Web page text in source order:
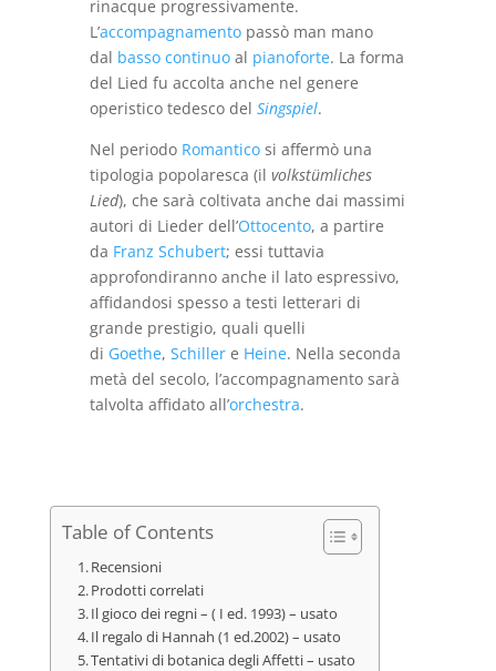
rinacque progressivamente.
L’accompagnamento passò man mano
dal basso continuo al pianoforte. La forma
del Lied fu accolta anche nel genere
operistico tedesco del Singspiel.
Nel periodo Romantico si affermò una
tipologia popolaresca (il volkstümliches
Lied), che sarà coltivata anche dai massimi
autori di Lieder dell’Ottocento, a partire
da Franz Schubert; essi tuttavia
approfondiranno anche il lato espressivo,
affidandosi spesso a testi letterari di
grande prestigio, quali quelli
di Goethe, Schiller e Heine. Nella seconda
metà del secolo, l’accompagnamento sarà
talvolta affidato all’orchestra.
Table of Contents
Recensioni
Prodotti correlati
Il gioco dei regni – ( I ed. 1993) – usato
Il regalo di Hannah (1 ed.2002) – usato
Tentativi di botanica degli Affetti – usato